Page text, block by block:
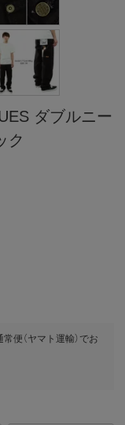
ダブルニー
ク
常便（ヤマト運輸） でお